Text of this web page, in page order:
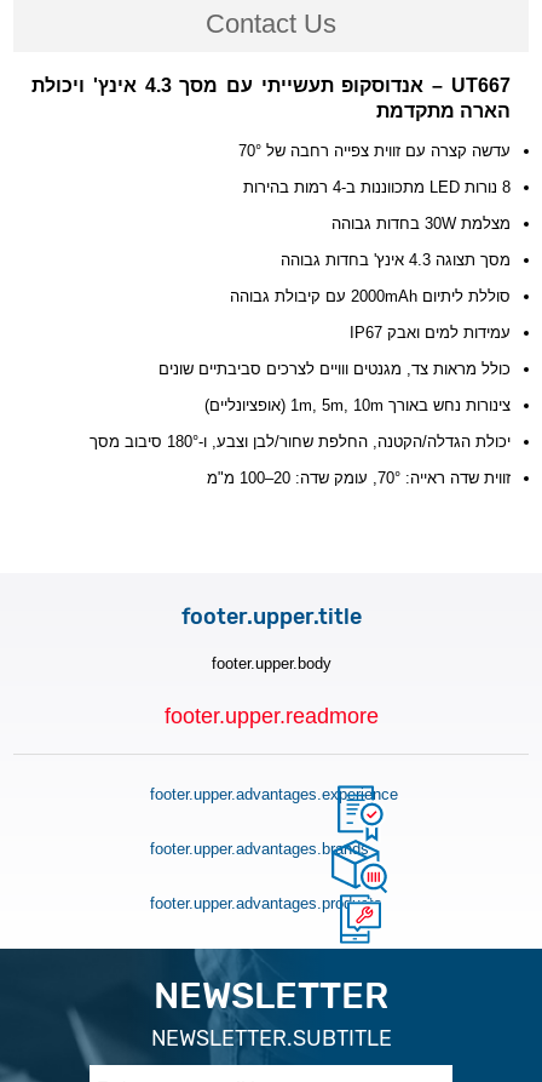
Contact Us
UT667 – אנדוסקופ תעשייתי עם מסך 4.3 אינץ' ויכולת
הארה מתקדמת
עדשה קצרה עם זווית צפייה רחבה של 70°
8 נורות LED מתכווננות ב-4 רמות בהירות
מצלמת 30W בחדות גבוהה
מסך תצוגה 4.3 אינץ' בחדות גבוהה
סוללת ליתיום 2000mAh עם קיבולת גבוהה
עמידות למים ואבק IP67
כולל מראות צד, מגנטים ווויים לצרכים סביבתיים שונים
צינורות נחש באורך 1m, 5m, 10m (אופציונליים)
יכולת הגדלה/הקטנה, החלפת שחור/לבן וצבע, ו-180° סיבוב מסך
זווית שדה ראייה: 70°, עומק שדה: 20–100 מ"מ
footer.upper.title
footer.upper.body
footer.upper.readmore
footer.upper.advantages.experience
footer.upper.advantages.brands
footer.upper.advantages.products
NEWSLETTER
NEWSLETTER.SUBTITLE